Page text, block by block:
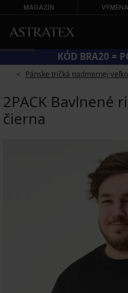
MAGAZÍN
KÓD BRA20 =
Pánske tričká nadmernej
2PACK Bavlnené
čierna